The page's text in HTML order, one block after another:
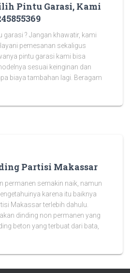
Pintu Garasi, Kami
garasi ? Jangan khawatir, kami
pemesanan sekaligus
pintu garasi kami bisa
sesuai keinginan dan
biaya tambahan lagi. Beragam
Partisi Makassar
permanen semakin naik, namun
karena itu baiknya
Makassar terlebih dahulu.
dinding non permanen yang
beton yang terbuat dari bata,